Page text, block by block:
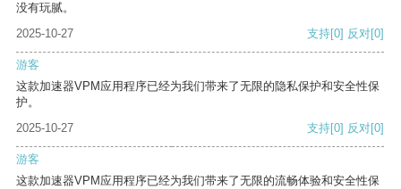
没有玩腻。
2025-10-27
支持[0] 反对[0]
游客
这款加速器VPM应用程序已经为我们带来了无限的隐私保护和安全性保
护。
2025-10-27
支持[0] 反对[0]
游客
这款加速器VPM应用程序已经为我们带来了无限的流畅体验和安全性保